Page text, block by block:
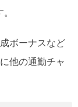
ボーナスなど
他の通勤チャ